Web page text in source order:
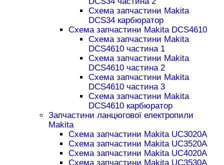
Схема запчастини Makita
DCS34 карбюратор
Схема запчастини Makita DCS4610
Схема запчастини Makita
DCS4610 частина 1
Схема запчастини Makita
DCS4610 частина 2
Схема запчастини Makita
DCS4610 частина 3
Схема запчастини Makita
DCS4610 карбюратор
Запчастини ланцюгової електропили
Makita
Схема запчастини Makita UC3020A
Схема запчастини Makita UC3520A
Схема запчастини Makita UC4020A
Схема запчастини Makita UC3530A